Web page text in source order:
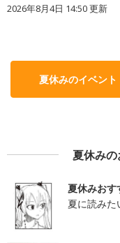
2026年8月4日 14:50更新
夏休みのイベン
夏休み
夏休みおす
夏に読みた